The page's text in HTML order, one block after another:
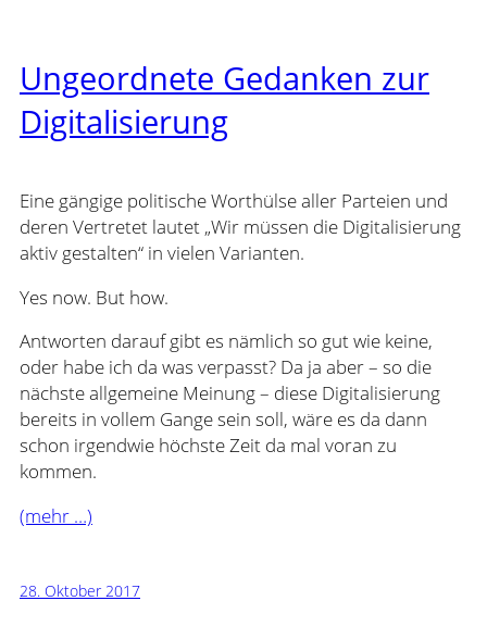
Ungeordnete Gedanken zur
Digitalisierung
Eine gängige politische Worthülse aller Parteien und
deren Vertretet lautet „Wir müssen die Digitalisierung
aktiv gestalten“ in vielen Varianten.
Yes now. But how.
Antworten darauf gibt es nämlich so gut wie keine,
oder habe ich da was verpasst? Da ja aber – so die
nächste allgemeine Meinung – diese Digitalisierung
bereits in vollem Gange sein soll, wäre es da dann
schon irgendwie höchste Zeit da mal voran zu
kommen.
(mehr …)
28. Oktober 2017